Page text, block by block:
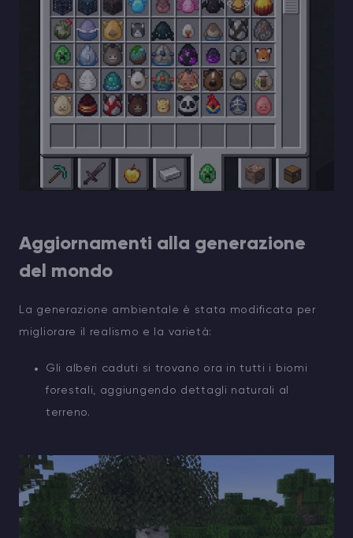
Aggiornamenti alla generazione
del mondo
La generazione ambientale è stata modificata per
migliorare il realismo e la varietà:
Gli alberi caduti si trovano ora in tutti i biomi
forestali, aggiungendo dettagli naturali al
terreno.